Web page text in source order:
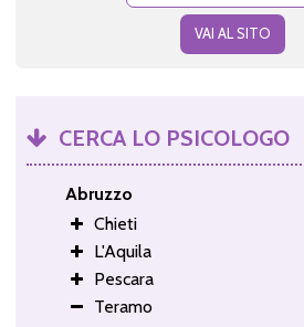
VAI AL SITO
CERCA LO PSICOLOGO
Abruzzo
Chieti
L'Aquila
Pescara
Teramo